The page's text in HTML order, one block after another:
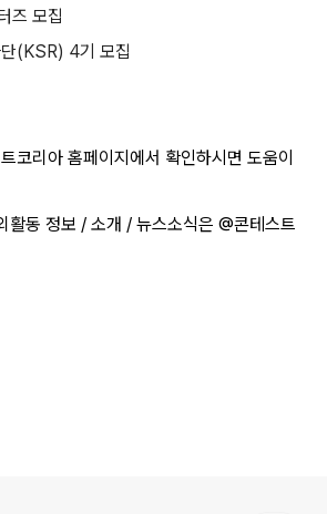
즈 모집
(KSR) 4기 모집
코리아 홈페이지에서 확인하시면 도움이
활동 정보 / 소개 / 뉴스소식은 @콘테스트